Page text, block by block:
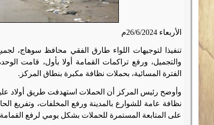
الأربعاء 26/6/2024م
تنفيذا لتوجيهات اللواء طارق الفقي محافظ سوهاج،
والتجميل، ورفع تراكمات القمامة أولا بأول، قامت
الفترة المسائية، بحملات نظافة مكبرة بنطاق المركز .
وأوضح رئيس المركز أن الحملات استهدفت طريق أولاد
نظافة عامة للشوارع بالمدينة ورفع المخلفات، وتفريغ
على المتابعة المستمرة للحملات بشكل يومي لرفع القمامة